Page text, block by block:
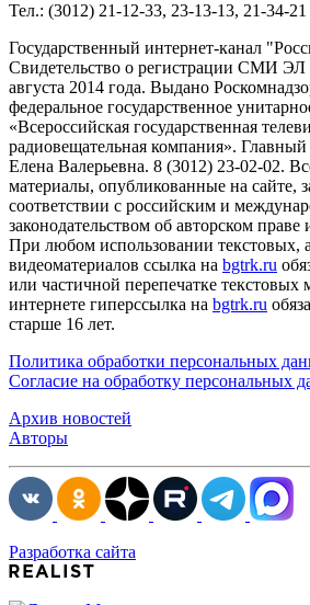
Тел.: (3012) 21-12-33, 23-13-13, 21-34-21
Государственный интернет-канал
Cвидетельство о регистрации СМИ
августа 2014 года. Выдано
федеральное государственное
«Всероссийская государственная
радиовещательная компания».
Елена Валерьевна. 8 (3012) 23-02-02.
материалы, опубликованные на сайте,
соответствии с российским и
законодательством об авторском
При любом использовании текстовых,
видеоматериалов ссылка на bgtrk.ru
или частичной перепечатке текстовых
интернете гиперссылка на bgtrk.ru
старше 16 лет.
Политика обработки персональных
Согласие на обработку персональных
Архив новостей
Авторы
Разработка сайта